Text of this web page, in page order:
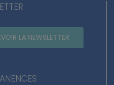
LA NEWSLETTER